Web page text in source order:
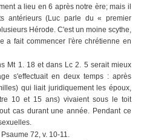
a lieu en 6 après notre ère; mais il
antérieurs (Luc parle du « premier
Hérode. C'est un moine scythe,
a fait commencer l'ère chrétienne en
Mt 1. 18 et dans Lc 2. 5 serait mieux
s'effectuait en deux temps : après
qui liait juridiquement les époux,
10 et 15 ans) vivaient sous le toit
cas durant une année. Pendant ce
72, v. 10-11.